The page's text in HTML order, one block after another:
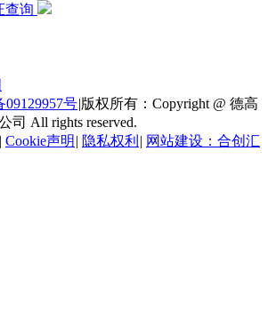
查询
号|版权所有：Copyright @ 德高
司 All rights reserved.
| Cookie声明 | 隐私权利 | 网站建设：合创汇